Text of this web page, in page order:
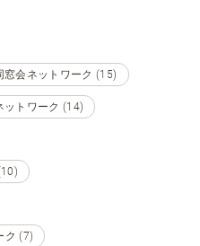
窓会ネットワーク (15)
ットワーク (14)
ク (7)